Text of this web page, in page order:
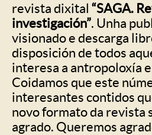
revista dixital “SAGA.
investigación”. Unha
visionado e descarga
disposición de todos
interesa a antropoloxía
Coidamos que este
interesantes contidos
novo formato da revista
agrado. Queremos